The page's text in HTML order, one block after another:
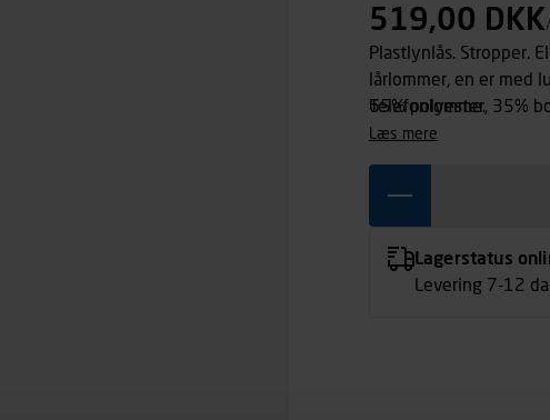
519,00 DKK
Plastlynlås. Stropper.
lårlommer, en er med
Telefonlomme.
65% polyester, 35%
læs mere
Lagerstatus
Levering 7-12